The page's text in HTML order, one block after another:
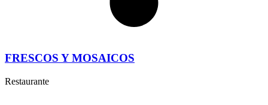
FRESCOS Y MOSAICOS
Restaurante